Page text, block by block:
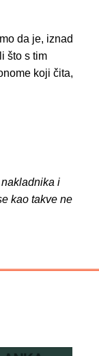
da je, iznad
što s tim
koji čita,
i
kao takve ne